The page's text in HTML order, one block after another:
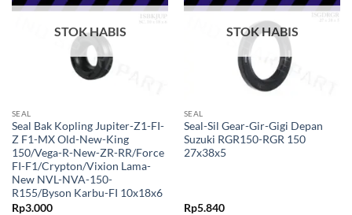
STOK HABIS
SEAL
Seal Bak Kopling Jupiter-Z1-FI-
Z F1-MX Old-New-King
150/Vega-R-New-ZR-RR/Force
FI-F1/Crypton/Vixion Lama-
New NVL-NVA-150-
R155/Byson Karbu-FI 10x18x6
Rp3.000
STOK HABIS
SEAL
Seal-Sil Gear-Gir-Gigi Depan
Suzuki RGR150-RGR 150
27x38x5
Rp5.840